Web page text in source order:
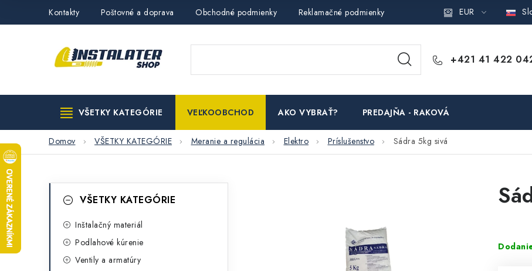
Kontakty Poštovné a doprava Obchodné podmienky Reklamačné podmienky Podmienky ochrany osobných
EUR
+421 41 422
VŠETKY KATEGÓRIE VEĽKOOBCHOD AKO VYBRAŤ? PREDAJŇA - RAKOVÁ
Domov VŠETKY KATEGÓRIE Meranie a regulácia Elektro Príslušenstvo Sádra 5kg sivá
kategórieVŠETKY KATEGÓRIE
Inštalačný materiál
Podlahové kúrenie
Ventily a armatúry